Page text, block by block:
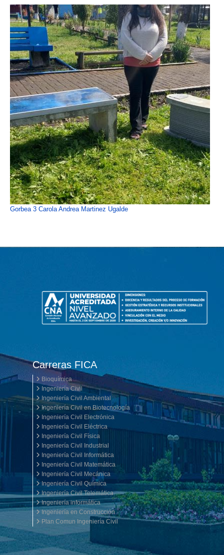
Gorbea 3 Carola Andrea Martinez Ugalde
Carreras FICA
Bioquímica
Ingeniería Civil
Ingeniería Civil Ambiental
Ingeniería Civil en Biotecnología
Ingeniería Civil Electrónica
Ingeniería Civil Eléctrica
Ingeniería Civil Física
Ingeniería Civil Industrial
Ingeniería Civil Informática
Ingeniería Civil Matemática
Ingeniería Civil Mecánica
Ingeniería Civil Química
Ingeniería Civil Telemática
Ingeniería informática
Ingeniería en Construcción
Plan Comun Ingeniería Civil